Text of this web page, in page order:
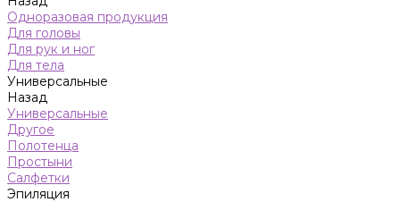
Одноразовая продукция
Для головы
Для рук и ног
Для тела
Универсальные
Назад
Универсальные
Другое
Полотенца
Простыни
Салфетки
Эпиляция